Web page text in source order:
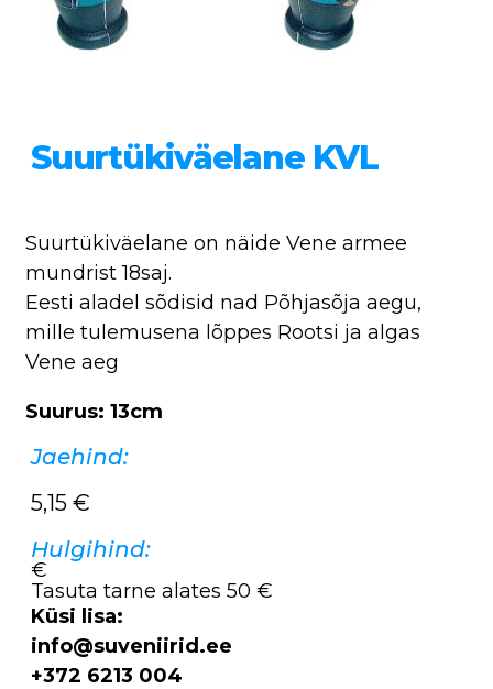
Suurtükiväelane KVL
Suurtükiväelane on näide Vene armee
mundrist 18saj.
Eesti aladel sõdisid nad Põhjasõja aegu,
mille tulemusena lõppes Rootsi ja algas
Vene aeg
Suurus: 13cm
Jaehind:
5,15 €
Hulgihind:
€
Tasuta tarne alates 50 €
Küsi lisa:
info@suveniirid.ee
+372 6213 004